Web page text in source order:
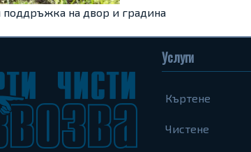
Къртене комин
Къртене на асфалт
Къртене на дограма
Къртене на дюшеме
поддръжка на двор и градина
Услуги
Къртене
Чистене